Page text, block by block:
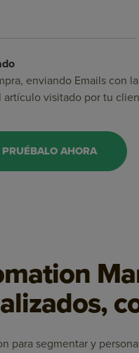
enviando Emails con la
artículo visitado por tu
PRUÉBALO AHORA
para segmentar y